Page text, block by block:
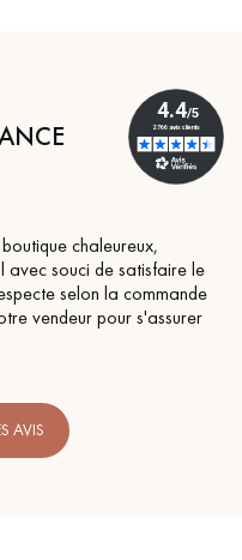
Je recommande totalement
AVIS